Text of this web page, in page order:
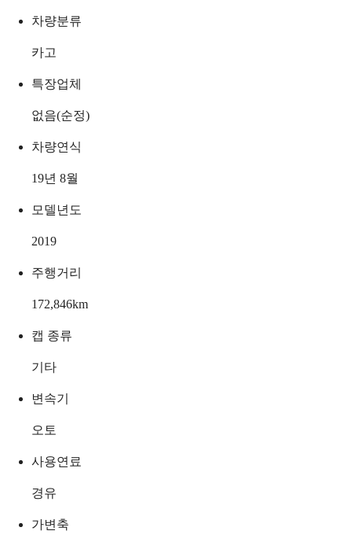
차량분류
카고
특장업체
없음(순정)
차량연식
19년 8월
모델년도
2019
주행거리
172,846km
캡 종류
기타
변속기
오토
사용연료
경유
가변축